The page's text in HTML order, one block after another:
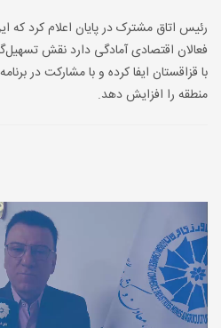
رئیس اتاق مشترک در پایان اعلام کرد که
فعالان اقتصادی آمادگی دارد نقش
با قزاقستان ایفا کرده و با مشارکت در
منطقه را افزایش دهد.